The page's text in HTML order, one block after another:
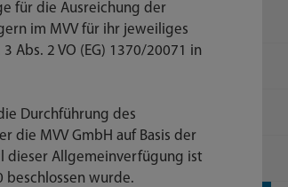
für die Ausreichung der
im MVV für ihr jeweiliges
Abs. 2 VO (EG) 1370/20071 in
Durchführung des
die MVV GmbH auf Basis der
dieser Allgemeinverfügung ist
beschlossen wurde.